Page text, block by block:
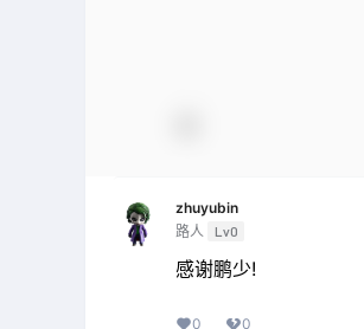
zhuyubin
路人
Lv0
感谢鹏少!
0 0